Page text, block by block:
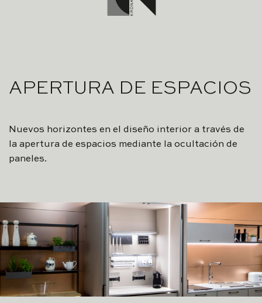
APERTURA DE ESPACIOS
Nuevos horizontes en el diseño interior a través de
la apertura de espacios mediante la ocultación de
paneles.